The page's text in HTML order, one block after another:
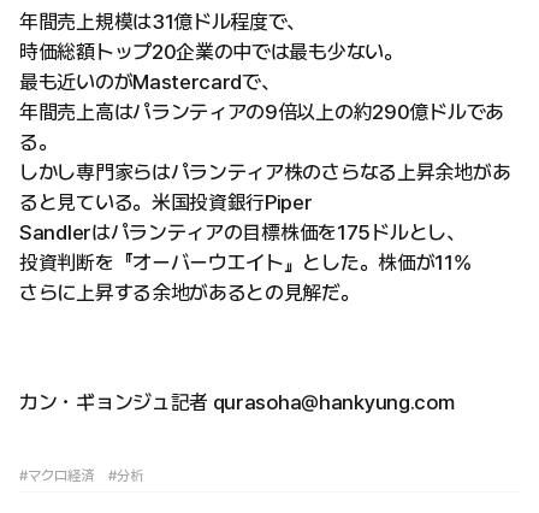
年間売上規模は31億ドル程度で、
時価総額トップ20企業の中では最も少ない。
最も近いのがMastercardで、
年間売上高はパランティアの9倍以上の約290億ドルであ
る。
しかし専門家らはパランティア株のさらなる上昇余地があ
ると見ている。米国投資銀行Piper
Sandlerはパランティアの目標株価を175ドルとし、
投資判断を『オーバーウエイト』とした。株価が11%
さらに上昇する余地があるとの見解だ。
カン・ギョンジュ記者 qurasoha@hankyung.com
#マクロ経済 #分析